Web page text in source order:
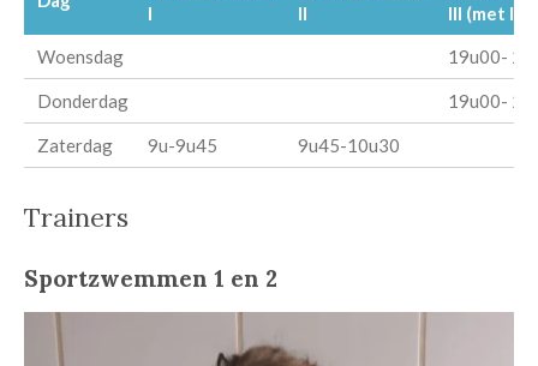
I
II
III (met
Woensdag
19u00-
Donderdag 19u00-
Zaterdag 9u-9u45 9u45-10u30
Trainers
Sportzwemmen 1 en 2